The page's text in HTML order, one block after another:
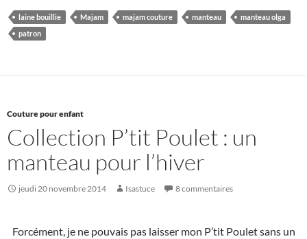
laine bouillie Majam majam couture manteau
manteau olga
patron
Couture pour enfant
Collection P’tit Poulet : un
manteau pour l’hiver
jeudi 20 novembre 2014 Isastuce 8 commentaires
Forcément, je ne pouvais pas laisser mon P’tit Poulet sans un